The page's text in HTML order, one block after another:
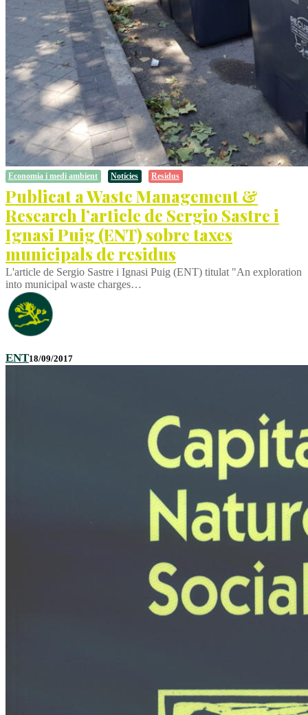
Economia i medi ambient Notícies Residus
Publicat a Waste Management &
Research l’article de Sergio Sastre i
Ignasi Puig (ENT) sobre taxes
municipals de residus
L'article de Sergio Sastre i Ignasi Puig (ENT) titulat "An exploration
into municipal waste charges…
ENT18/09/2017